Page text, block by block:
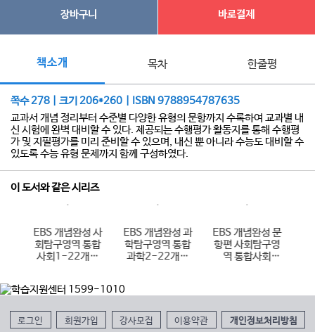
장바구니 바로결제
책소개 목차 한줄평
쪽수 278 | 크기 206*260 | ISBN 9788954787635
교과서 개념 정리부터 수준별 다양한 유형의 문항까지 수록하여 교과별 내
신 시험에 완벽 대비할 수 있다. 제공되는 수행평가 활동지를 통해 수행평
가 및 지필평가를 미리 준비할 수 있으며, 내신 뿐 아니라 수능도 대비할 수
있도록 수능 유형 문제까지 함께 구성하였다.
이 도서와 같은 시리즈
EBS 개념완성 사
회탐구영역 통합
사회1-22개정
EBS 개념완성 과
학탐구영역 통합
과학2-22개정
EBS 개념완성 문
항편 사회탐구영
역 통합사회
로그인 회원가입 강사모집 이용약관 개인정보처리방침